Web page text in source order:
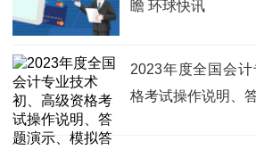
瞻 环球快讯
2023年度全国会
格考试操作说明、